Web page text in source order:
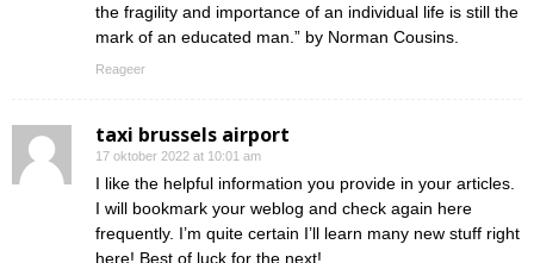
the fragility and importance of an individual life is still the
mark of an educated man.” by Norman Cousins.
Reageer
taxi brussels airport
17 oktober 2022 at 10:01 am
I like the helpful information you provide in your articles.
I will bookmark your weblog and check again here
frequently. I’m quite certain I’ll learn many new stuff right
here! Best of luck for the next!